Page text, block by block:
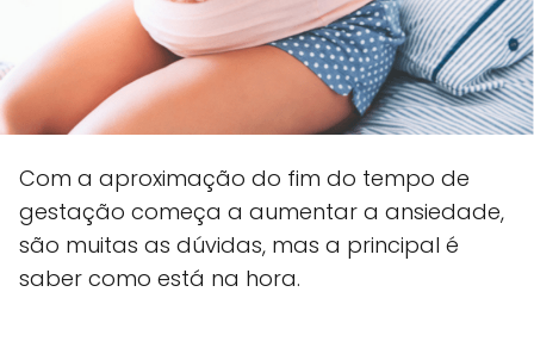
Com a aproximação do fim do tempo de
gestação começa a aumentar a ansiedade,
são muitas as dúvidas, mas a principal é
saber como está na hora.